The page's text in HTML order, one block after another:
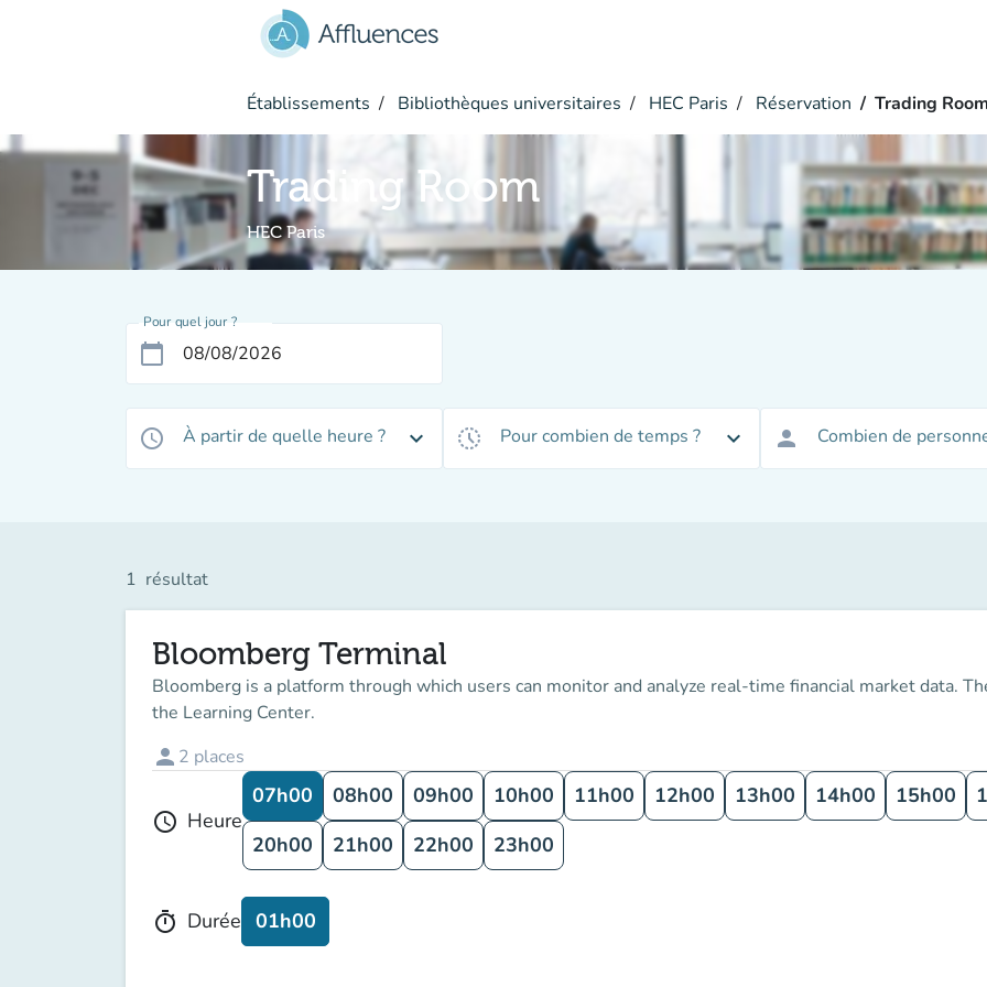
Établissements Bibliothèques universitaires HEC Paris Réservation Trading Room
Trading Room
HEC Paris
Pour quel jour ?
calendar_today
access_time À partir de quelle heure ? expand_more history_toggle_off Pour combien de temps ? expand_more person Combien de
1 résultat
Bloomberg Terminal
Bloomberg is a platform through which users can monitor and analyze real-time financial market data.
the Learning Center.
person 2 places
schedule Heure
07h00 08h00 09h00 10h00 11h00 12h00 13h00 14h00 15h00
20h00
21h00 22h00 23h00
timer Durée 01h00